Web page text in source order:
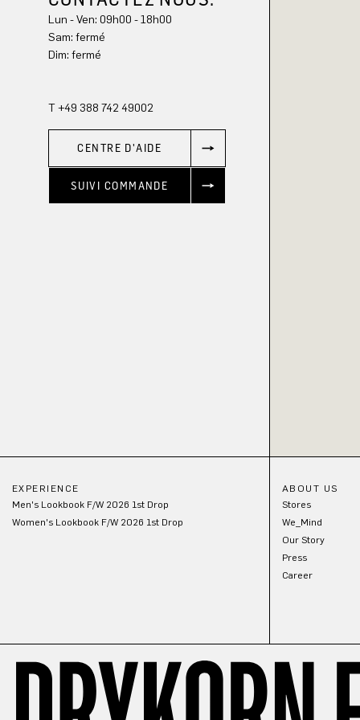
Lun - Ven: 09h00 - 18h00
Sam: fermé
Dim: fermé
T +49 388 742 49002
CENTRE D'AIDE
SUIVI COMMANDE
EXPERIENCE
Men's Lookbook F/W 2026 1st Drop
Women's Lookbook F/W 2026 1st Drop
ABOUT US
Stores
We_Mind
Our Story
Press
Career